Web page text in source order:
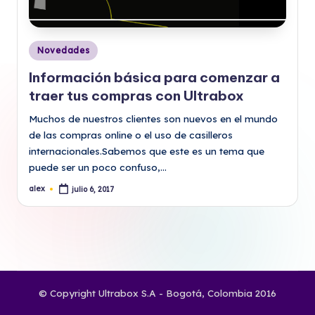
Publicado
en
Novedades
Información básica para comenzar a
traer tus compras con Ultrabox
Muchos de nuestros clientes son nuevos en el mundo
de las compras online o el uso de casilleros
internacionales.Sabemos que este es un tema que
puede ser un poco confuso,…
Publicado
alex julio 6, 2017
© Copyright Ultrabox S.A - Bogotá, Colombia 2016